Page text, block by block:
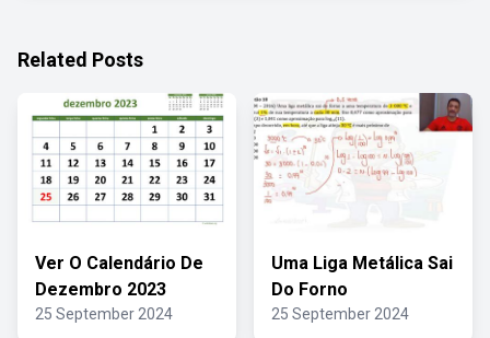
Related Posts
Ver O Calendário De
Dezembro 2023
25 September 2024
Uma Liga Metálica Sai
Do Forno
25 September 2024